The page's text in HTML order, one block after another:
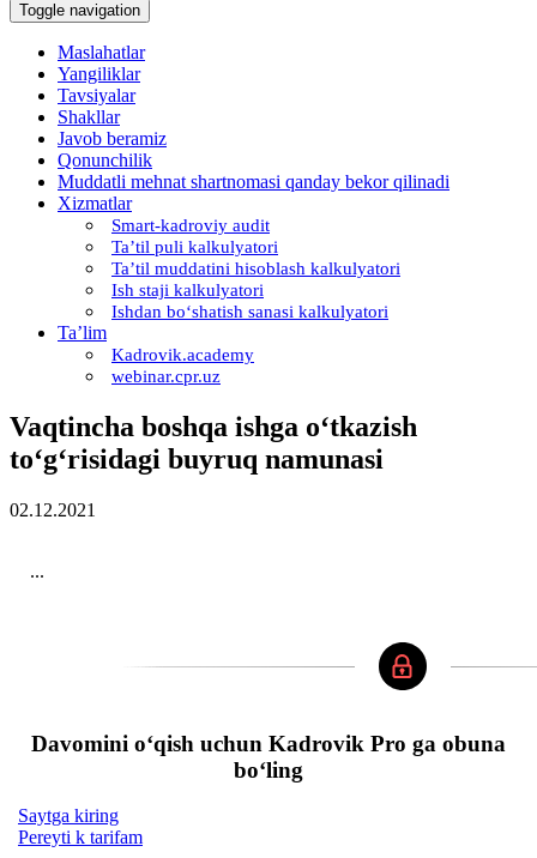
Toggle navigation
Maslahatlar
Yangiliklar
Tavsiyalar
Shakllar
Javob beramiz
Qonunchilik
Muddatli mehnat shartnomasi qanday bekor qilinadi
Xizmatlar
Smart-kadroviy audit
Ta’til puli kalkulyatori
Ta’til muddatini hisoblash kalkulyatori
Ish staji kalkulyatori
Ishdan boʻshatish sanasi kalkulyatori
Ta’lim
Kadrovik.academy
webinar.cpr.uz
Vaqtincha boshqa ishga oʻtkazish
toʻgʻrisidagi buyruq namunasi
02.12.2021
...
Davomini oʻqish uchun Kadrovik Pro ga obuna
boʻling
Saytga kiring
Pereyti k tarifam